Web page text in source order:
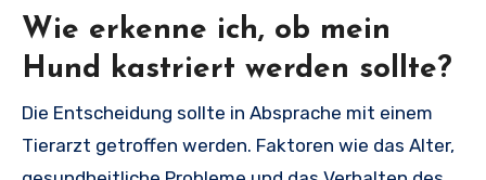
Wie erkenne ich, ob mein
Hund kastriert werden sollte?
Die Entscheidung sollte in Absprache mit einem
Tierarzt getroffen werden. Faktoren wie das Alter,